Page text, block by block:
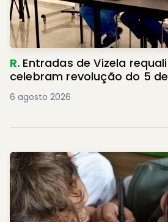
R. Entradas de Vizela
celebram revolução do 5
6 agosto 2026